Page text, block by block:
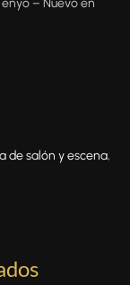
– Nuevo en
de salón y escena,